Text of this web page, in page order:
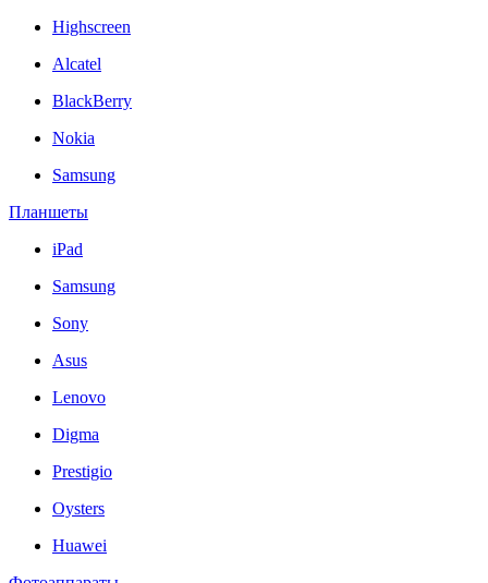
Highscreen
Alcatel
BlackBerry
Nokia
Samsung
Планшеты
iPad
Samsung
Sony
Asus
Lenovo
Digma
Prestigio
Oysters
Huawei